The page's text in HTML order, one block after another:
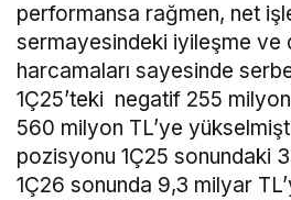
performansa rağmen, net
sermayesindeki iyileşme ve
harcamaları sayesinde
1Ç25’teki negatif 255 milyon
560 milyon TL’ye
pozisyonu 1Ç25 sonundaki
1Ç26 sonunda 9,3 milyar